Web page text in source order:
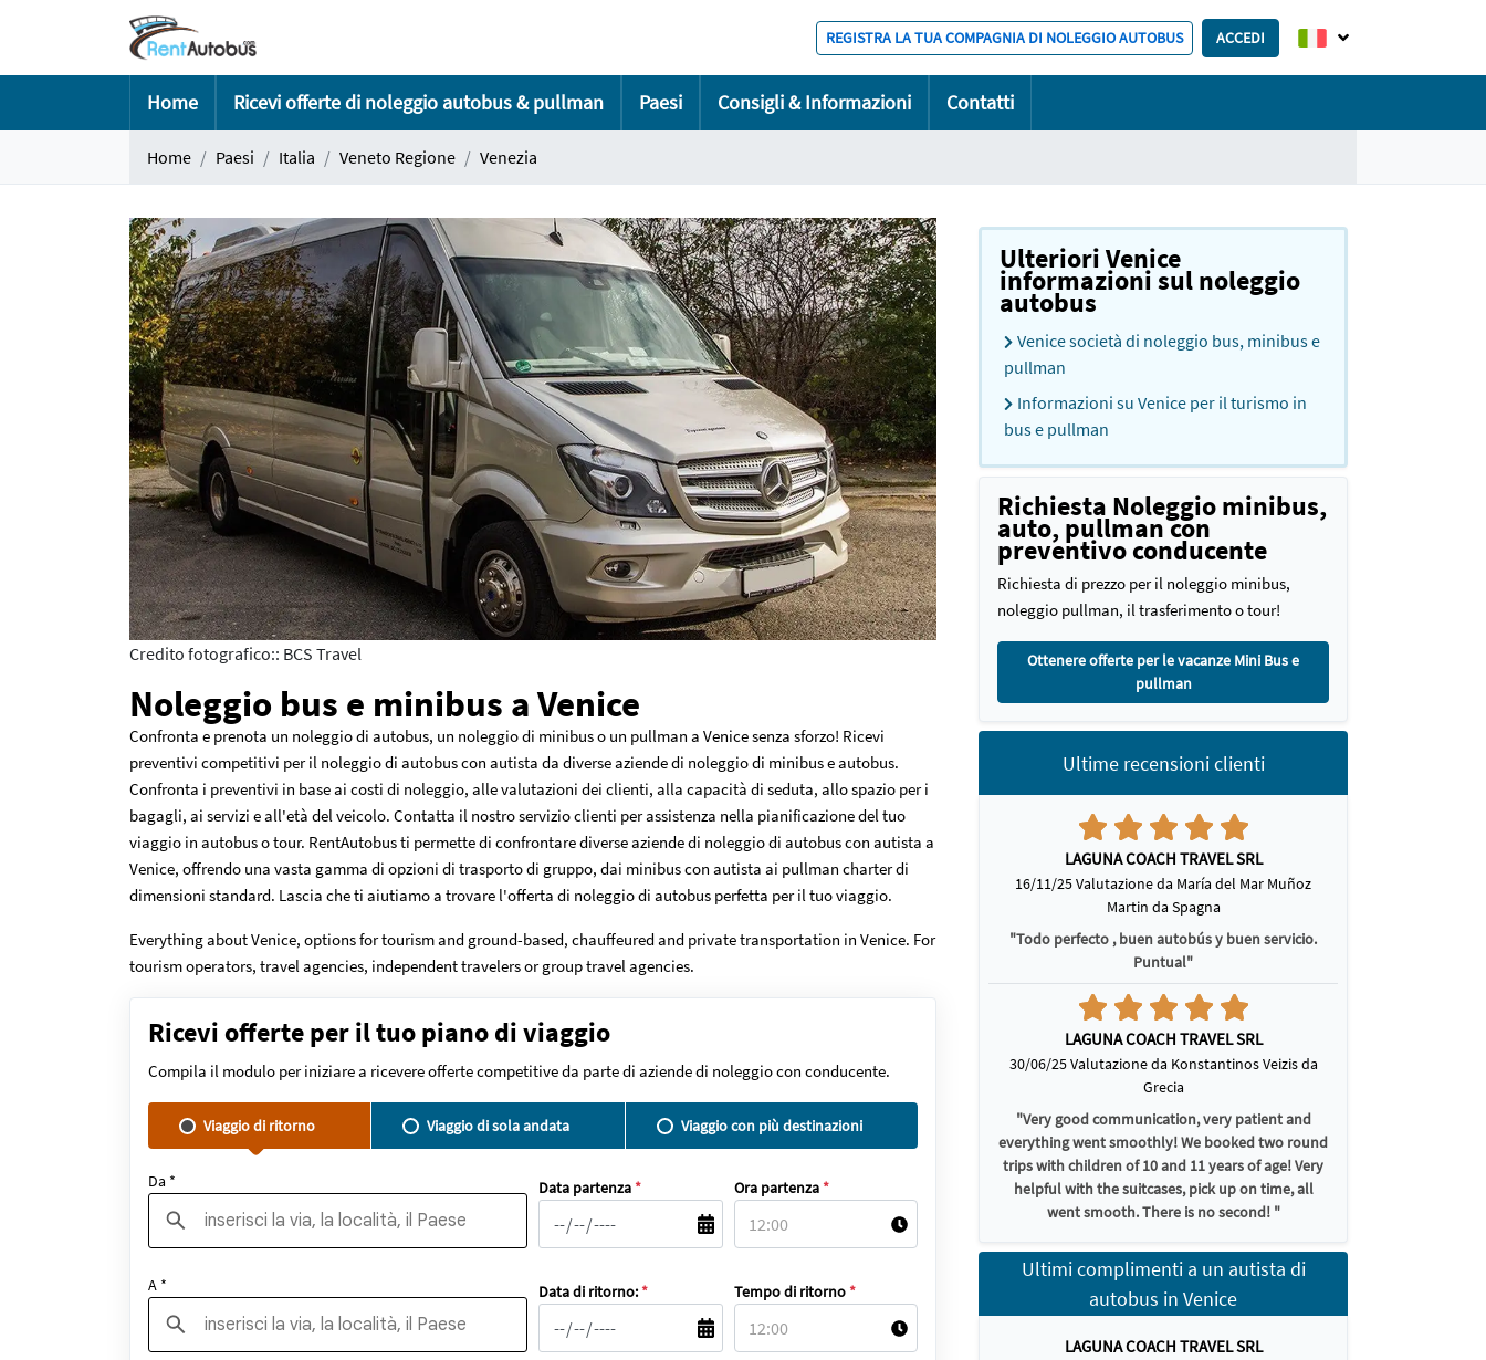
REGISTRA LA TUA COMPAGNIA DI NOLEGGIO AUTOBUS ACCEDI
Home Ricevi offerte di noleggio autobus & pullman Paesi Consigli & Informazioni Contatti
Home Paesi Italia Veneto Regione Venezia
Credito fotografico:: BCS Travel
Noleggio bus e minibus a Venice
Confronta e prenota un noleggio di autobus, un noleggio di minibus o un pullman a Venice senza sforzo! Ricevi
preventivi competitivi per il noleggio di autobus con autista da diverse aziende di noleggio di minibus e autobus.
Confronta i preventivi in base ai costi di noleggio, alle valutazioni dei clienti, alla capacità di seduta, allo spazio per i
bagagli, ai servizi e all'età del veicolo. Contatta il nostro servizio clienti per assistenza nella pianificazione del tuo
viaggio in autobus o tour. RentAutobus ti permette di confrontare diverse aziende di noleggio di autobus con autista a
Venice, offrendo una vasta gamma di opzioni di trasporto di gruppo, dai minibus con autista ai pullman charter di
dimensioni standard. Lascia che ti aiutiamo a trovare l'offerta di noleggio di autobus perfetta per il tuo viaggio.
Everything about Venice, options for tourism and ground-based, chauffeured and private transportation in Venice. For
tourism operators, travel agencies, independent travelers or group travel agencies.
Ricevi offerte per il tuo piano di viaggio
Compila il modulo per iniziare a ricevere offerte competitive da parte di aziende di noleggio con conducente.
Viaggio di ritorno Viaggio di sola andata Viaggio con più destinazioni
Da * Data partenza * Ora partenza *
A * Data di ritorno: * Tempo di ritorno *
Ulteriori Venice
informazioni sul noleggio
autobus
Venice società di noleggio bus, minibus e
pullman
Informazioni su Venice per il turismo in
bus e pullman
Richiesta Noleggio minibus,
auto, pullman con
preventivo conducente
Richiesta di prezzo per il noleggio minibus,
noleggio pullman, il trasferimento o tour!
Ottenere offerte per le vacanze Mini Bus e
pullman
Ultime recensioni clienti
LAGUNA COACH TRAVEL SRL
16/11/25 Valutazione da María del Mar Muñoz
Martin da Spagna
"Todo perfecto , buen autobús y buen servicio.
Puntual"
LAGUNA COACH TRAVEL SRL
30/06/25 Valutazione da Konstantinos Veizis da
Grecia
"Very good communication, very patient and
everything went smoothly! We booked two round
trips with children of 10 and 11 years of age! Very
helpful with the suitcases, pick up on time, all
went smooth. There is no second! "
Ultimi complimenti a un autista di
autobus in Venice
LAGUNA COACH TRAVEL SRL